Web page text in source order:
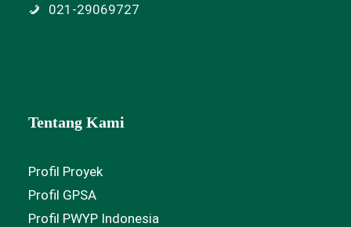
021-29069727
Tentang Kami
Profil Proyek
Profil GPSA
Profil PWYP Indonesia